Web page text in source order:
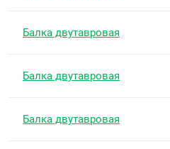
Балка двутавровая
Балка двутавровая
Балка двутавровая